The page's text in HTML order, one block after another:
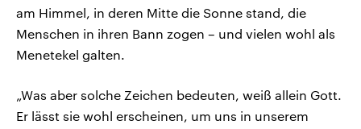
am Himmel, in deren Mitte die Sonne stand, die
Menschen in ihren Bann zogen – und vielen wohl als
Menetekel galten.
„Was aber solche Zeichen bedeuten, weiß allein Gott.
Er lässt sie wohl erscheinen, um uns in unserem